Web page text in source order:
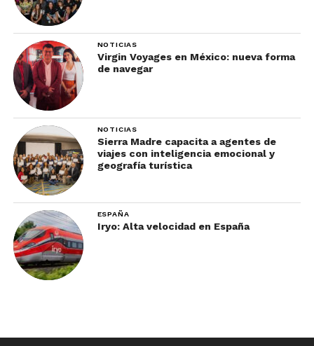
NOTICIAS
Virgin Voyages en México: nueva forma
de navegar
NOTICIAS
Sierra Madre capacita a agentes de
viajes con inteligencia emocional y
geografía turística
ESPAÑA
Iryo: Alta velocidad en España